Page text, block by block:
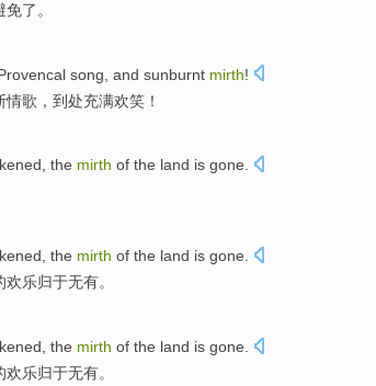
了。
song, and sunburnt mirth!
情歌 ， 到处充满欢笑 ！
, the mirth of the land is gone.
, the mirth of the land is gone.
欢乐归于无有。
, the mirth of the land is gone.
欢乐归于无有。